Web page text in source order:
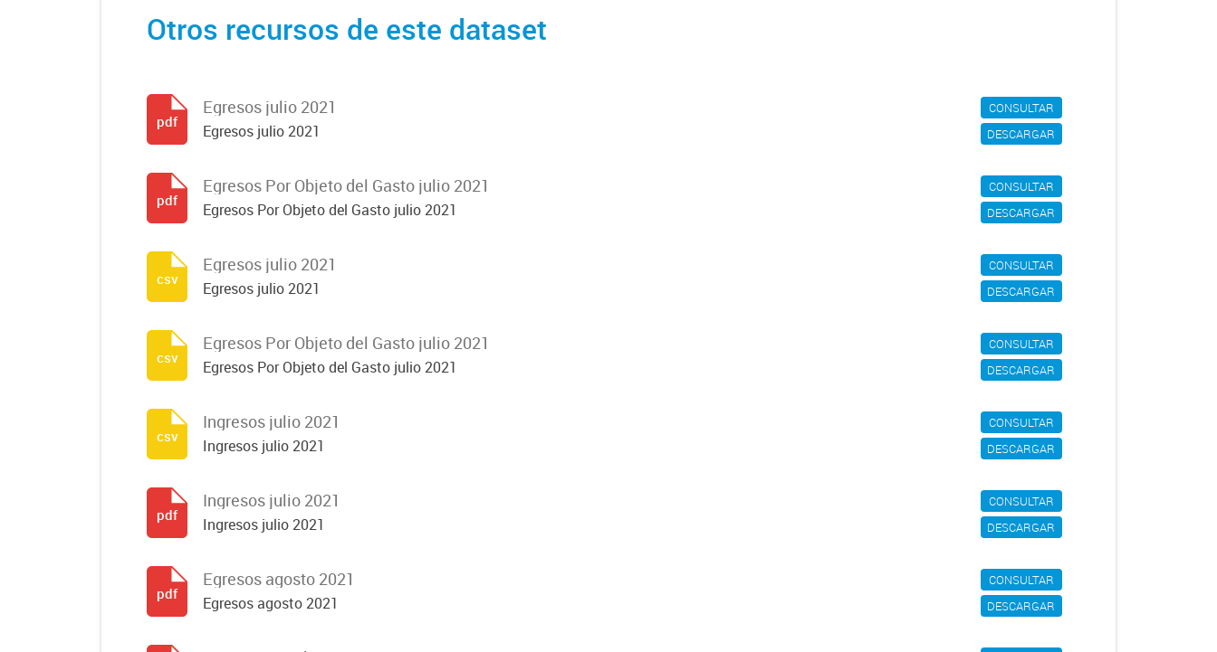
Otros recursos de este dataset
CONSULTAR
DESCARGAR
Egresos julio 2021
Egresos julio 2021
pdf
CONSULTAR
DESCARGAR
Egresos Por Objeto del Gasto julio 2021
Egresos Por Objeto del Gasto julio 2021
pdf
CONSULTAR
DESCARGAR
Egresos julio 2021
Egresos julio 2021
csv
CONSULTAR
DESCARGAR
Egresos Por Objeto del Gasto julio 2021
Egresos Por Objeto del Gasto julio 2021
csv
CONSULTAR
DESCARGAR
Ingresos julio 2021
Ingresos julio 2021
csv
CONSULTAR
DESCARGAR
Ingresos julio 2021
Ingresos julio 2021
pdf
CONSULTAR
DESCARGAR
Egresos agosto 2021
Egresos agosto 2021
pdf